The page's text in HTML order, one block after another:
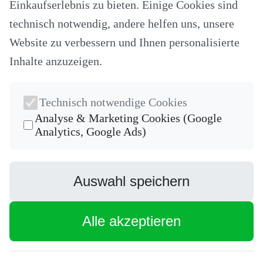
Nähzubehör
Ersatzteile
Stricken und Häkeln
Schneideplotter und Zubehör
Sticksoftware
Nähkurse
Newsletter
Die neuesten Produkte und die besten Angebote per E-Mail, damit
* inkl. MwSt., zzgl.Versandkosten
[1] Ehemaliger Verkaufspreis
Einkaufserlebnis zu bieten. Einige Cookies sind
technisch notwendig, andere helfen uns, unsere
Website zu verbessern und Ihnen personalisierte
Inhalte anzuzeigen.
Technisch notwendige Cookies
Analyse & Marketing Cookies (Google
Analytics, Google Ads)
Auswahl speichern
Alle akzeptieren